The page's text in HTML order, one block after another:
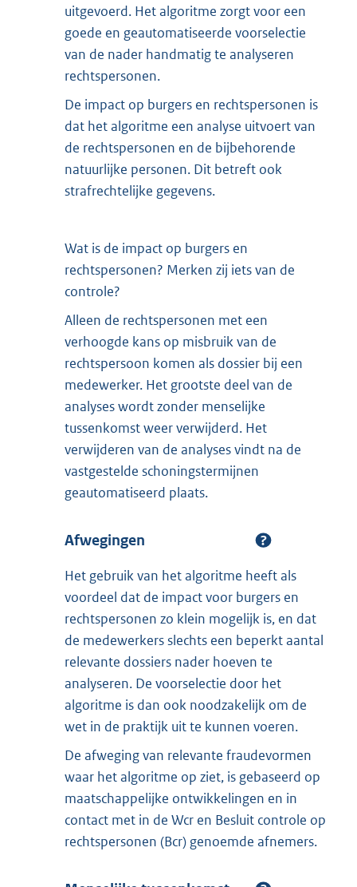
uitgevoerd. Het algoritme zorgt voor een
goede en geautomatiseerde voorselectie
van de nader handmatig te analyseren
rechtspersonen.
De impact op burgers en rechtspersonen is
dat het algoritme een analyse uitvoert van
de rechtspersonen en de bijbehorende
natuurlijke personen. Dit betreft ook
strafrechtelijke gegevens.
Wat is de impact op burgers en
rechtspersonen? Merken zij iets van de
controle?
Alleen de rechtspersonen met een
verhoogde kans op misbruik van de
rechtspersoon komen als dossier bij een
medewerker. Het grootste deel van de
analyses wordt zonder menselijke
tussenkomst weer verwijderd. Het
verwijderen van de analyses vindt na de
vastgestelde schoningstermijnen
geautomatiseerd plaats.
Afwegingen
Het gebruik van het algoritme heeft als
voordeel dat de impact voor burgers en
rechtspersonen zo klein mogelijk is, en dat
de medewerkers slechts een beperkt aantal
relevante dossiers nader hoeven te
analyseren. De voorselectie door het
algoritme is dan ook noodzakelijk om de
wet in de praktijk uit te kunnen voeren.
De afweging van relevante fraudevormen
waar het algoritme op ziet, is gebaseerd op
maatschappelijke ontwikkelingen en in
contact met in de Wcr en Besluit controle op
rechtspersonen (Bcr) genoemde afnemers.